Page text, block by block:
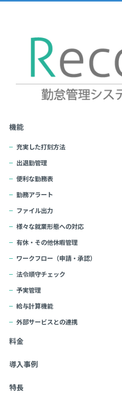
機能
充実した打刻方法
出退勤管理
便利な勤務表
勤務アラート
ファイル出力
様々な就業形態への対応
有休・その他休暇管理
ワークフロー（申請・承認）
法令順守チェック
予実管理
給与計算機能
外部サービスとの連携
料金
導入事例
特長